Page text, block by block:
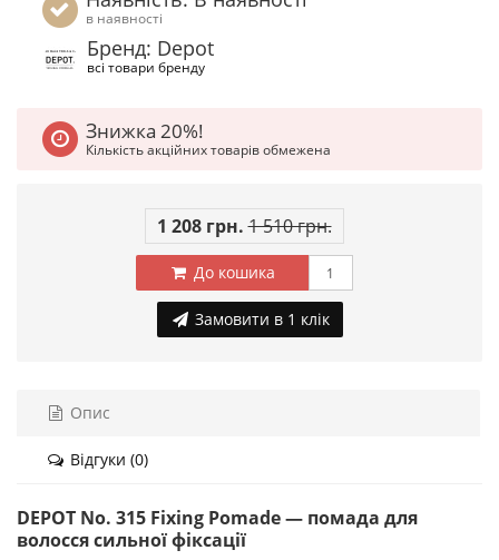
в наявності
Бренд: Depot
всі товари бренду
Знижка 20%!
Кількість акційних товарів обмежена
1 208 грн. 1 510 грн.
До кошика
Замовити в 1 клік
Опис
Відгуки (0)
DEPOT No. 315 Fixing Pomade — помада для
волосся сильної фіксації